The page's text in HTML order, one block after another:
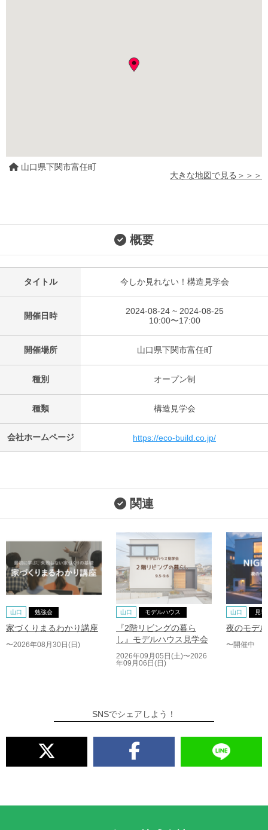
山口県下関市富任町
大きな地図で見る＞＞＞
概要
タイトル 今しか見れない！構造見学会
開催日時
2024-08-24 ~ 2024-08-25
10:00〜17:00
開催場所 山口県下関市富任町
種別 オープン制
種類 構造見学会
会社ホームページ https://eco-build.co.jp/
関連
山口 勉強会
家づくりまるわかり講座
〜2026年08月30日(日)
山口 モデルハウス
『2階リビングの暮ら
し』モデルハウス見学会
2026年09月05日(土)〜2026
年09月06日(日)
山口 見
夜のモデ
〜開催中
SNSでシェアしよう！